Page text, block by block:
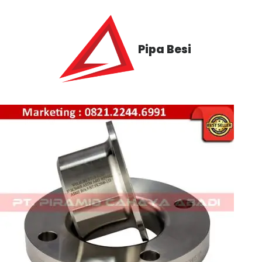
Pipa Besi